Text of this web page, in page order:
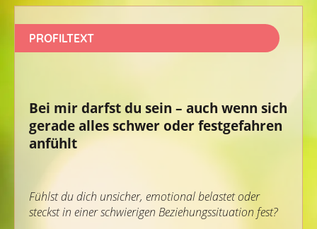
PROFILTEXT
Bei mir darfst du sein – auch wenn sich
gerade alles schwer oder festgefahren
anfühlt
Fühlst du dich unsicher, emotional belastet oder
steckst in einer schwierigen Beziehungssituation fest?